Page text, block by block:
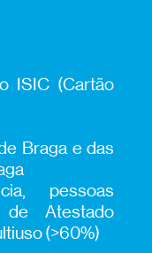
ISIC (Cartão
Braga e das
pessoas
Atestado
(>60%)